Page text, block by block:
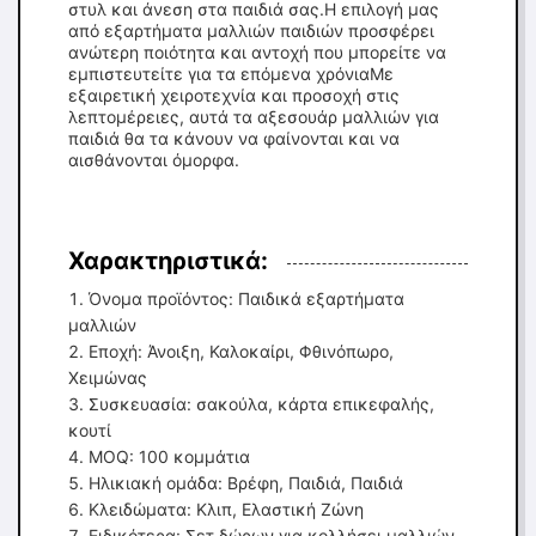
στυλ και άνεση στα παιδιά σας.Η επιλογή μας
από εξαρτήματα μαλλιών παιδιών προσφέρει
ανώτερη ποιότητα και αντοχή που μπορείτε να
εμπιστευτείτε για τα επόμενα χρόνιαΜε
εξαιρετική χειροτεχνία και προσοχή στις
λεπτομέρειες, αυτά τα αξεσουάρ μαλλιών για
παιδιά θα τα κάνουν να φαίνονται και να
αισθάνονται όμορφα.
Χαρακτηριστικά:
Όνομα προϊόντος: Παιδικά εξαρτήματα
μαλλιών
Εποχή: Άνοιξη, Καλοκαίρι, Φθινόπωρο,
Χειμώνας
Συσκευασία: σακούλα, κάρτα επικεφαλής,
κουτί
MOQ: 100 κομμάτια
Ηλικιακή ομάδα: Βρέφη, Παιδιά, Παιδιά
Κλειδώματα: Κλιπ, Ελαστική Ζώνη